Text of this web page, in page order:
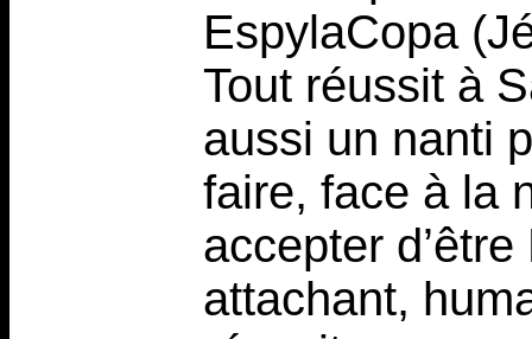
EspylaCopa
Tout réussit à
aussi un nanti
faire, face à la
accepter
attachant,